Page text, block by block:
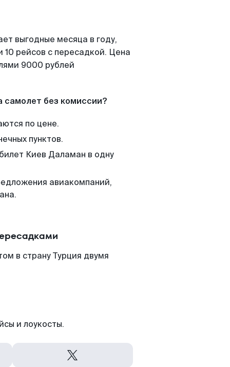
выгодные месяца в году,
рейсов с пересадкой. Цена
9000 рублей
самолет без комиссии?
по цене.
пунктов.
Киев Даламан в одну
авиакомпаний,
в страну Турция двумя
и лоукосты.